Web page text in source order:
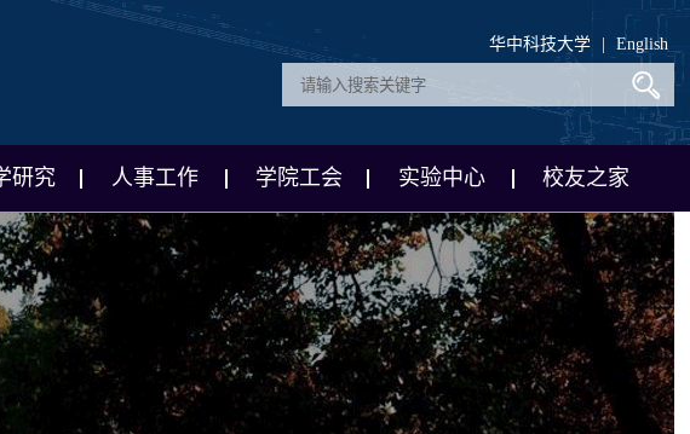
华中科技大学 English
研究 人事工作 学院工会 实验中心 校友之家